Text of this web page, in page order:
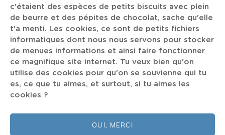
c'étaient des espèces de petits biscuits avec plein
de beurre et des pépites de chocolat, sache qu'elle
t'a menti. Les cookies, ce sont de petits fichiers
informatiques dont nous nous servons pour stocker
de menues informations et ainsi faire fonctionner
ce magnifique site internet. Tu veux bien qu'on
utilise des cookies pour qu'on se souvienne qui tu
es, ce que tu aimes, et surtout, si tu aimes les
cookies ?
OUI, MERCI
Antwerpen Flying Lotus
glass museum Christmas
musique La Fine Equipe Greta Van Fleet CREVER
David de Fléron BRNS S03E10 An Pierlé
Pilote le Podcast EDM